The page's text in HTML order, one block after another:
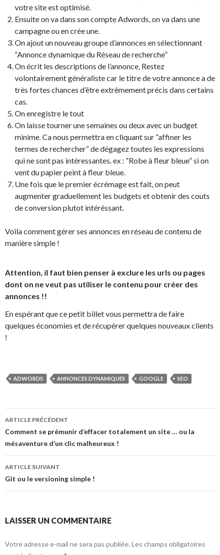
votre site est optimisé.
Ensuite on va dans son compte Adwords, on va dans une
campagne ou en crée une.
On ajout un nouveau groupe d’annonces en sélectionnant
“Annonce dynamique du Réseau de recherche”
On écrit les descriptions de l’annonce, Restez
volontairement généraliste car le titre de votre annonce a de
très fortes chances d’être extrêmement précis dans certains
cas.
On enregistre le tout
On laisse tourner une semaines ou deux avec un budget
minime. Ca nous permettra en cliquant sur “affiner les
termes de rechercher” de dégagez toutes les expressions
qui ne sont pas intéressantes. ex : “Robe à fleur bleue” si on
vent du papier peint à fleur bleue.
Une fois que le premier écrémage est fait, on peut
augmenter graduellement les budgets et obtenir des couts
de conversion plutot intéréssant.
Voila comment gérer ses annonces en réseau de contenu de
manière simple !
Attention, il faut bien penser à exclure les urls ou pages
dont on ne veut pas utiliser le contenu pour créer des
annonces !!
En espérant que ce petit billet vous permettra de faire
quelques économies et de récupérer quelques nouveaux clients
!
ADWORDS ANNONCES DYNAMIQUES GOOGLE SEO
Navigation
des
articles
ARTICLE PRÉCÉDENT
Comment se prémunir d’effacer totalement un site … ou la
mésaventure d’un clic malheureux !
ARTICLE SUIVANT
Git ou le versioning simple !
LAISSER UN COMMENTAIRE
Votre adresse e-mail ne sera pas publiée. Les champs obligatoires